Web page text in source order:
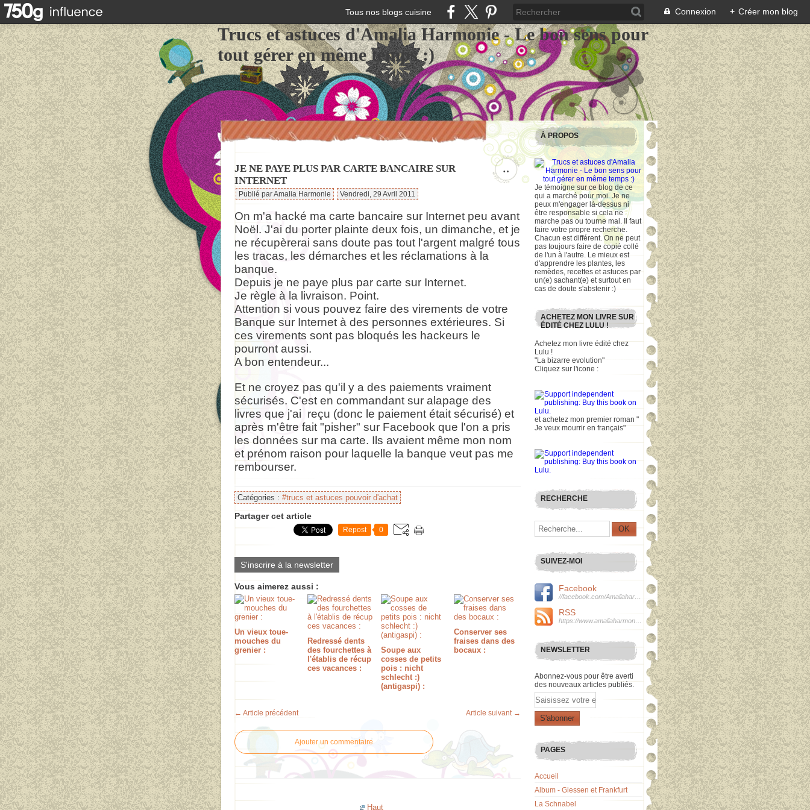
Tous nos blogs cuisine Connexion + Créer mon blog
Trucs et astuces d'Amalia Harmonie - Le bon sens pour
tout gérer en même temps :)
…
JE NE PAYE PLUS PAR CARTE BANCAIRE SUR
INTERNET
Publié par Amalia Harmonie Vendredi, 29 Avril 2011
On m'a hacké ma carte bancaire sur Internet peu avant
Noël. J'ai du porter plainte deux fois, un dimanche, et je
ne récupèrerai sans doute pas tout l'argent malgré tous
les tracas, les démarches et les réclamations à la
banque.
Depuis je ne paye plus par carte sur Internet.
Je règle à la livraison. Point.
Attention si vous pouvez faire des virements de votre
Banque sur Internet à des personnes extérieures. Si
ces virements sont pas bloqués les hackeurs le
pourront aussi.
A bon entendeur...
Et ne croyez pas qu'il y a des paiements vraiment
sécurisés. C'est en commandant sur alapage des
livres que j'ai reçu (donc le paiement était sécurisé) et
après m'être fait "pisher" sur Facebook que l'on a pris
les données sur ma carte. Ils avaient même mon nom
et prénom raison pour laquelle la banque veut pas me
rembourser.
Catégories : #trucs et astuces pouvoir d'achat
Partager cet article
Repost 0
S'inscrire à la newsletter
Vous aimerez aussi :
Un vieux toue-
mouches du
grenier :
Redressé dents
des fourchettes à
l'établis de récup
ces vacances :
Soupe aux
cosses de petits
pois : nicht
schlecht :)
(antigaspi) :
Conserver ses
fraises dans des
bocaux :
← Article précédent Article suivant →
Ajouter un commentaire
Haut
À PROPOS
Je témoigne sur ce blog de ce
qui a marché pour moi. Je ne
peux m'engager là-dessus ni
être responsable si cela ne
marche pas ou tourne mal. Il faut
faire votre propre recherche.
Chacun est différent. On ne peut
pas toujours faire de copié collé
de l'un à l'autre. Le mieux est
d'apprendre les plantes, les
remèdes, recettes et astuces par
un(e) sachant(e) et surtout en
cas de doute s'abstenir :)
ACHETEZ MON LIVRE SUR
ÉDITÉ CHEZ LULU !
Achetez mon livre édité chez
Lulu !
"La bizarre evolution"
Cliquez sur l'icone :
et achetez mon premier roman "
Je veux mourrir en français"
RECHERCHE
SUIVEZ-MOI
Facebook
RSS
NEWSLETTER
Abonnez-vous pour être averti
des nouveaux articles publiés.
Email
PAGES
Accueil
Album - Giessen et Frankfurt
La Schnabel